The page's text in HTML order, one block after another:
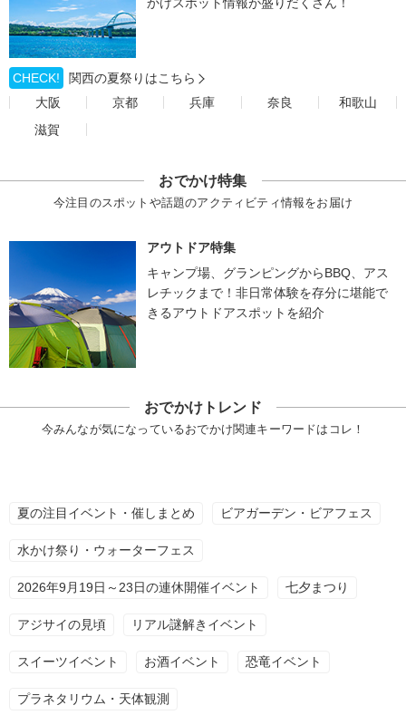
かけスポット情報が盛りだくさん！
CHECK!
関西の夏祭りはこちら
大阪
京都 兵庫 奈良
和歌山
滋賀
おでかけ特集
今注目のスポットや話題のアクティビティ情報をお届け
アウトドア特集
キャンプ場、グランピングからBBQ、アス
レチックまで！非日常体験を存分に堪能で
きるアウトドアスポットを紹介
おでかけトレンド
今みんなが気になっているおでかけ関連キーワードはコレ！
夏の注目イベント・催しまとめ ビアガーデン・ビアフェス
水かけ祭り・ウォーターフェス
2026年9月19日～23日の連休開催イベント 七夕まつり
アジサイの見頃 リアル謎解きイベント
スイーツイベント お酒イベント 恐竜イベント
プラネタリウム・天体観測